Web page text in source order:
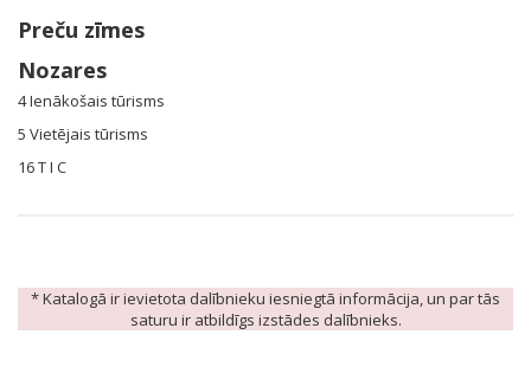
Preču zīmes
Nozares
4 Ienākošais tūrisms
5 Vietējais tūrisms
16 T I C
* Katalogā ir ievietota dalībnieku iesniegtā informācija, un par tās
saturu ir atbildīgs izstādes dalībnieks.